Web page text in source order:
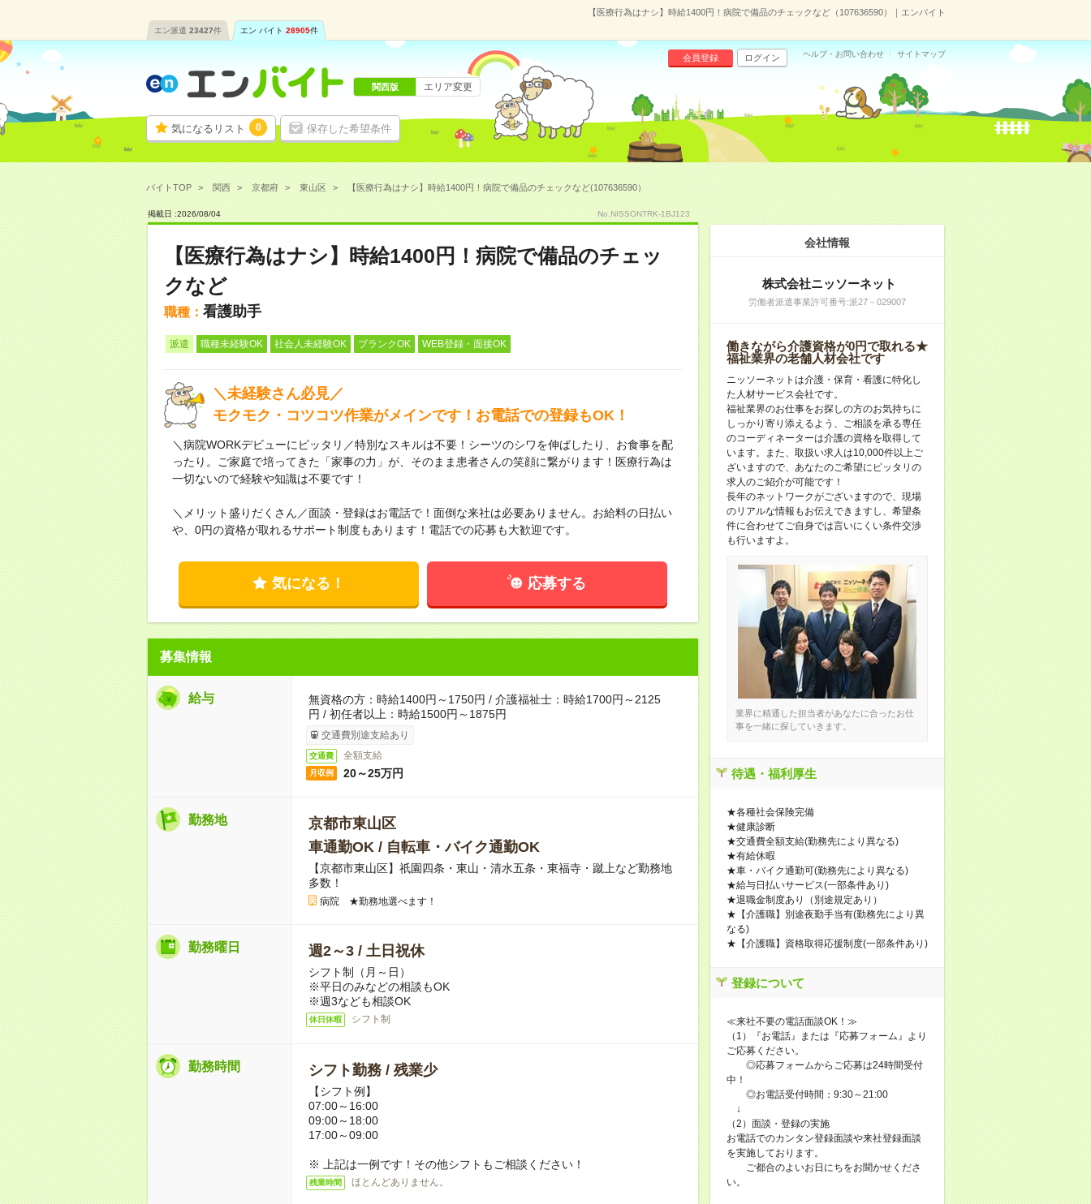
【医療行為はナシ】時給1400円！病院で備品のチェックなど（107636590）｜エンバイト
エン派遣 23427件 エン バイト 28905件
気になるリスト 0 保存した希望条件
会員登録 ログイン ヘルプ・お問い合わせ サイトマップ
関西版 エリア変更
バイトTOP 関西 京都府 東山区 【医療行為はナシ】時給1400円！病院で備品のチェックなど(107636590）
掲載日 :2026/08/04 No.NISSONTRK-1BJ123
【医療行為はナシ】時給1400円！病院で備品のチェッ
クなど
職種： 看護助手
派遣 職種未経験OK 社会人未経験OK ブランクOK WEB登録・面接OK
＼未経験さん必見／
モクモク・コツコツ作業がメインです！お電話での登録もOK！
＼病院WORKデビューにピッタリ／特別なスキルは不要！シーツのシワを伸ばしたり、お食事を配
ったり。ご家庭で培ってきた「家事の力」が、そのまま患者さんの笑顔に繋がります！医療行為は
一切ないので経験や知識は不要です！
＼メリット盛りだくさん／面談・登録はお電話で！面倒な来社は必要ありません。お給料の日払い
や、0円の資格が取れるサポート制度もあります！電話での応募も大歓迎です。
気になる！ 応募する
募集情報
給与
無資格の方：時給1400円～1750円 / 介護福祉士：時給1700円～2125
円 / 初任者以上：時給1500円～1875円
交通費別途支給あり
交通費 全額支給
月収例 20～25万円
勤務地
京都市東山区
車通勤OK / 自転車・バイク通勤OK
【京都市東山区】祇園四条・東山・清水五条・東福寺・蹴上など勤務地
多数！
病院 ★勤務地選べます！
勤務曜日 週2～3 / 土日祝休
シフト制（月～日）
※平日のみなどの相談もOK
※週3なども相談OK
休日休暇 シフト制
勤務時間 シフト勤務 / 残業少
【シフト例】
07:00～16:00
09:00～18:00
17:00～09:00
※ 上記は一例です！その他シフトもご相談ください！
残業時間 ほとんどありません。
会社情報
株式会社ニッソーネット
労働者派遣事業許可番号:派27－029007
働きながら介護資格が0円で取れる★
福祉業界の老舗人材会社です
ニッソーネットは介護・保育・看護に特化し
た人材サービス会社です。
福祉業界のお仕事をお探しの方のお気持ちに
しっかり寄り添えるよう、ご相談を承る専任
のコーディネーターは介護の資格を取得して
います。また、取扱い求人は10,000件以上ご
ざいますので、あなたのご希望にピッタリの
求人のご紹介が可能です！
長年のネットワークがございますので、現場
のリアルな情報もお伝えできますし、希望条
件に合わせてご自身では言いにくい条件交渉
も行いますよ。
業界に精通した担当者があなたに合ったお仕
事を一緒に探していきます。
待遇・福利厚生
★各種社会保険完備
★健康診断
★交通費全額支給(勤務先により異なる)
★有給休暇
★車・バイク通勤可(勤務先により異なる)
★給与日払いサービス(一部条件あり)
★退職金制度あり（別途規定あり）
★【介護職】別途夜勤手当有(勤務先により異
なる)
★【介護職】資格取得応援制度(一部条件あり)
登録について
≪来社不要の電話面談OK！≫
（1）『お電話』または『応募フォーム』より
ご応募ください。
◎応募フォームからご応募は24時間受付
中！
◎お電話受付時間：9:30～21:00
↓
（2）面談・登録の実施
お電話でのカンタン登録面談や来社登録面談
を実施しております。
ご都合のよいお日にちをお聞かせくださ
い。